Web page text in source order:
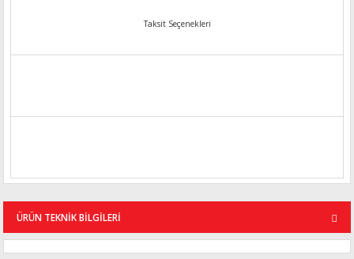
Taksit Seçenekleri
ÜRÜN TEKNİK BİLGİLERİ